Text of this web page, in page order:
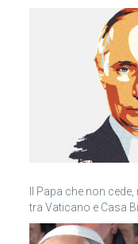
Il Papa che non
tra Vaticano e Casa